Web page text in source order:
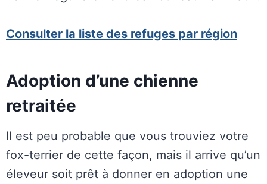
Consulter la liste des refuges par région
Adoption d’une chienne
retraitée
Il est peu probable que vous trouviez votre
fox-terrier de cette façon, mais il arrive qu’un
éleveur soit prêt à donner en adoption une